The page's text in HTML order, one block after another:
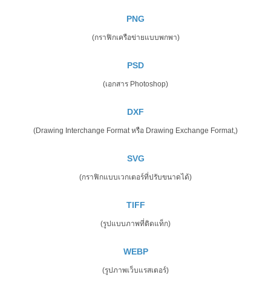
PNG
(กราฟิกเครือข่ายแบบพกพา)
PSD
(เอกสาร Photoshop)
DXF
(Drawing Interchange Format หรือ Drawing Exchange Format,)
SVG
(กราฟิกแบบเวกเตอร์ที่ปรับขนาดได้)
TIFF
(รูปแบบภาพที่ติดแท็ก)
WEBP
(รูปภาพเว็บแรสเตอร์)